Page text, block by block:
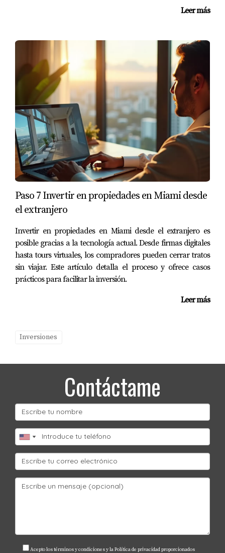
Leer más
Paso 7 Invertir en propiedades en Miami desde
el extranjero
Invertir en propiedades en Miami desde el extranjero es
posible gracias a la tecnología actual. Desde firmas digitales
hasta tours virtuales, los compradores pueden cerrar tratos
sin viajar. Este artículo detalla el proceso y ofrece casos
prácticos para facilitar la inversión.
Leer más
Inversiones
Contáctame
Acepto los términos y condiciones y la Política de privacidad proporcionados